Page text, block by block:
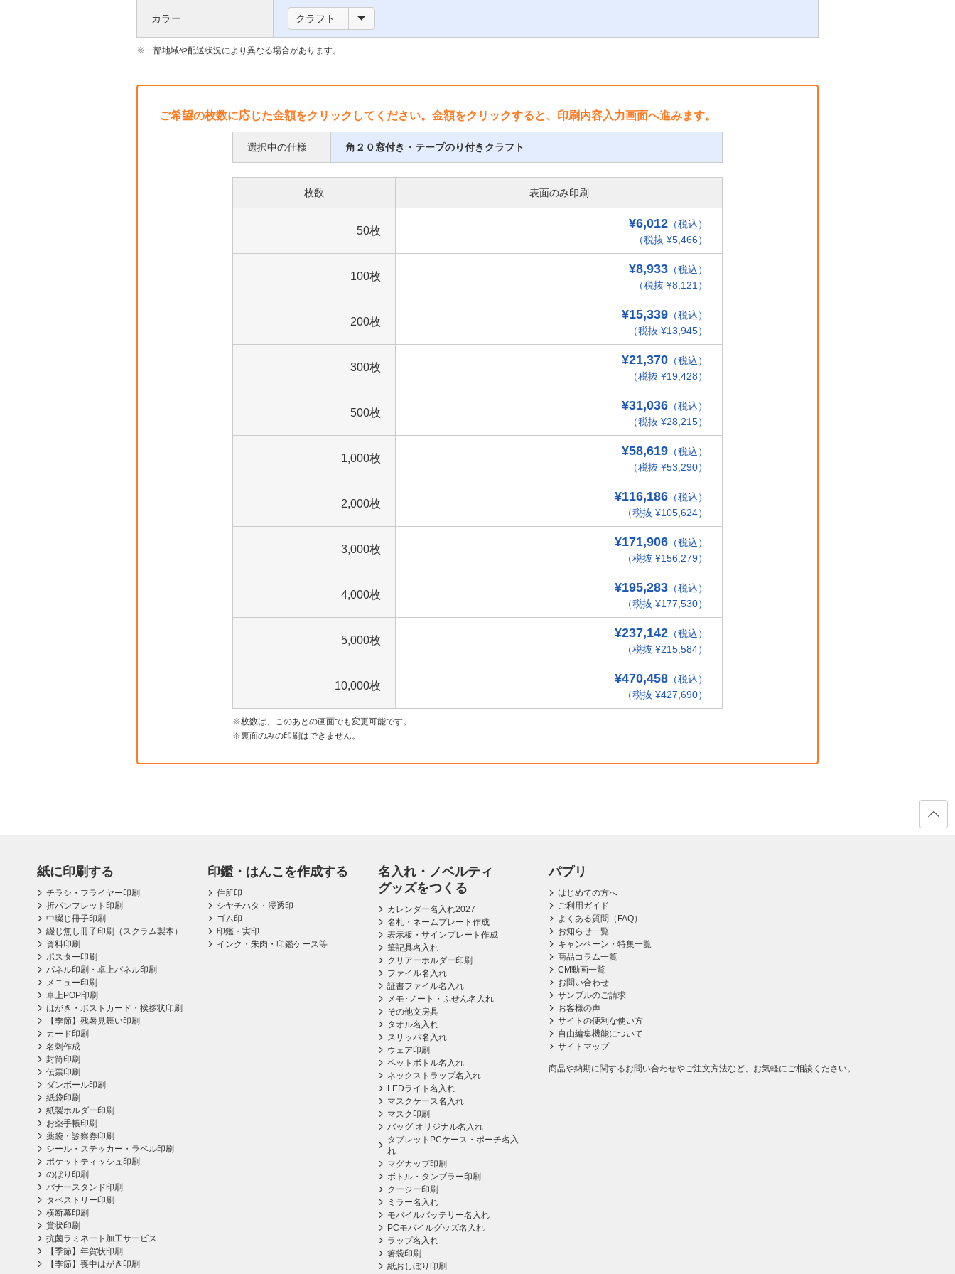
つ
カラー クラフト
一部地域や配送状況により異なる場合があります。
ご希望の枚数に応じた金額をクリックしてください。金額をクリックすると、印刷内容入力画面へ進みます。
選択中の仕様 角２０窓付き・テープのり付きクラフト
枚数 表面のみ印刷
50枚
¥6,012 （税込）
（税抜 ¥5,466）
100枚
¥8,933 （税込）
（税抜 ¥8,121）
200枚
¥15,339 （税込）
（税抜 ¥13,945）
300枚
¥21,370 （税込）
（税抜 ¥19,428）
500枚
¥31,036 （税込）
（税抜 ¥28,215）
1,000枚
¥58,619 （税込）
（税抜 ¥53,290）
2,000枚
¥116,186 （税込）
（税抜 ¥105,624）
3,000枚
¥171,906 （税込）
（税抜 ¥156,279）
4,000枚
¥195,283 （税込）
（税抜 ¥177,530）
5,000枚
¥237,142 （税込）
（税抜 ¥215,584）
10,000枚
¥470,458 （税込）
（税抜 ¥427,690）
枚数は、このあとの画面でも変更可能です。
裏面のみの印刷はできません。
紙に印刷する
チラシ・フライヤー印刷
折パンフレット印刷
中綴じ冊子印刷
綴じ無し冊子印刷（スクラム製本）
資料印刷
ポスター印刷
パネル印刷・卓上パネル印刷
メニュー印刷
卓上POP印刷
はがき・ポストカード・挨拶状印刷
【季節】残暑見舞い印刷
カード印刷
名刺作成
封筒印刷
伝票印刷
ダンボール印刷
紙袋印刷
紙製ホルダー印刷
お薬手帳印刷
薬袋・診察券印刷
シール・ステッカー・ラベル印刷
ポケットティッシュ印刷
のぼり印刷
バナースタンド印刷
タペストリー印刷
横断幕印刷
賞状印刷
抗菌ラミネート加工サービス
【季節】年賀状印刷
【季節】喪中はがき印刷
印鑑・はんこを作成する
住所印
シヤチハタ・浸透印
ゴム印
印鑑・実印
インク・朱肉・印鑑ケース等
名入れ・ノベルティ
グッズをつくる
カレンダー名入れ2027
名札・ネームプレート作成
表示板・サインプレート作成
筆記具名入れ
クリアーホルダー印刷
ファイル名入れ
証書ファイル名入れ
メモ･ノート・ふせん名入れ
その他文房具
タオル名入れ
スリッパ名入れ
ウェア印刷
ペットボトル名入れ
ネックストラップ名入れ
LEDライト名入れ
マスクケース名入れ
マスク印刷
バッグ オリジナル名入れ
タブレットPCケース・ポーチ名入
れ
マグカップ印刷
ボトル・タンブラー印刷
クージー印刷
ミラー名入れ
モバイルバッテリー名入れ
PCモバイルグッズ名入れ
ラップ名入れ
箸袋印刷
紙おしぼり印刷
パプリ
はじめての方へ
ご利用ガイド
よくある質問（FAQ）
お知らせ一覧
キャンペーン・特集一覧
商品コラム一覧
CM動画一覧
お問い合わせ
サンプルのご請求
お客様の声
サイトの便利な使い方
自由編集機能について
サイトマップ
商品や納期に関するお問い合わせやご注文方法など、お気軽にご相談ください。